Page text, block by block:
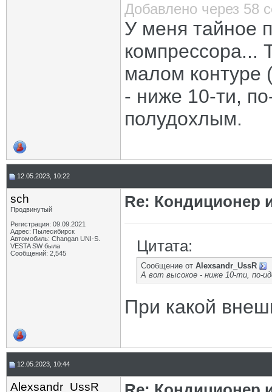
Добавлено через 58
У меня тайное
компрессора...
малом контуре
- ниже 10-ти,
полудохлым.
12.05.2023, 10:22
sch
Продвинутый
Регистрация: 09.09.2021
Адрес: Пылесибирск
Автомобиль: Changan UNI-S.
VESTA SW была
Сообщений: 2,545
Re: Кондиционер
Цитата:
Сообщение от Alexsandr_UssR
А вот высокое - ниже 10-ти, по-
При какой
12.05.2023, 10:44
Alexsandr_UssR